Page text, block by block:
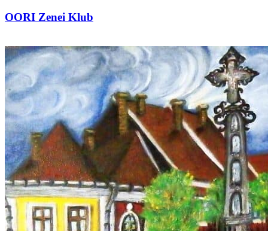
OORI Zenei Klub